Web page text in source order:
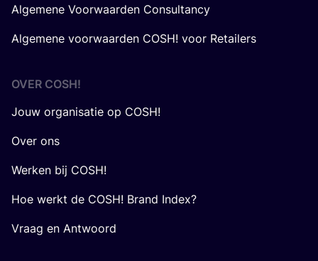
Algemene Voorwaarden Consultancy
Algemene voorwaarden COSH! voor Retailers
OVER COSH!
Jouw organisatie op COSH!
Over ons
Werken bij COSH!
Hoe werkt de COSH! Brand Index?
Vraag en Antwoord